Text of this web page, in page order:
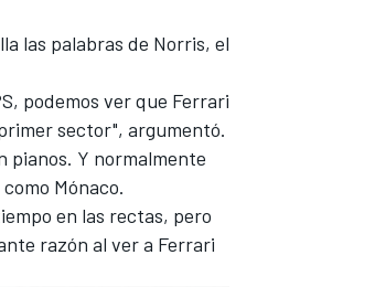
las palabras de Norris, el
podemos ver que Ferrari
sector", argumentó.
pianos. Y normalmente
Mónaco.
en las rectas, pero
razón al ver a Ferrari